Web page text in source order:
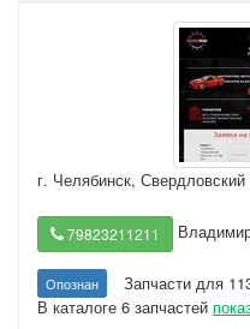
г. Челябинск, Свердловский
79823211211
Опознан Запчасти для
В каталоге 6 запчастей